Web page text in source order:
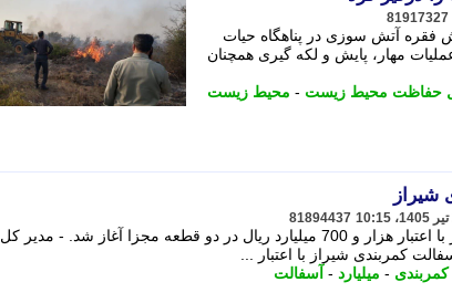
81917327
آتش سوزی در پناهگاه حیات
مهار، پایش و لکه گیری همچنان
حفاظت محیط زیست - محیط زیست
شیراز
81894437
بهسازی، لکه گیری و روکش آسفالت کمربندی شیراز با اعتبار هزار و 700 میلیارد ریال در دو قطعه مجزا آغاز شد. - مدیر کل
کمربندی شیراز با اعتبار ...
کمربندی - میلیارد - آسفالت